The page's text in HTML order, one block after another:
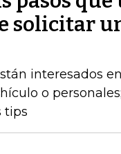
solicitar
interesados
o
tips